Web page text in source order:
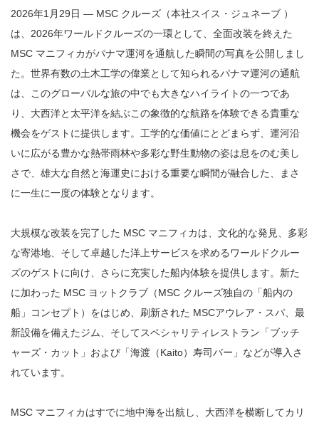
2026年1月29日 — MSC クルーズ（本社スイス・ジュネーブ ）
は、2026年ワールドクルーズの一環として、全面改装を終えた
MSC マニフィカがパナマ運河を通航した瞬間の写真を公開しまし
た。世界有数の土木工学の偉業として知られるパナマ運河の通航
は、このグローバルな旅の中でも大きなハイライトの一つであ
り、大西洋と太平洋を結ぶこの象徴的な航路を体験できる貴重な
機会をゲストに提供します。工学的な価値にとどまらず、運河沿
いに広がる豊かな熱帯雨林や多彩な野生動物の姿は息をのむ美し
さで、雄大な自然と海運史における重要な瞬間が融合した、まさ
に一生に一度の体験となります。
大規模な改装を完了した MSC マニフィカは、文化的な発見、多彩
な寄港地、そして卓越した洋上サービスを求めるワールドクルー
ズのゲストに向け、さらに充実した船内体験を提供します。新た
に加わった MSC ヨットクラブ（MSC クルーズ独自の「船内の
船」コンセプト）をはじめ、刷新された MSCアウレア・スパ、最
新設備を備えたジム、そしてスペシャリティレストラン「ブッチ
ャーズ・カット」および「海渡（Kaito）寿司バー」などが導入さ
れています。
MSC マニフィカはすでに地中海を出航し、大西洋を横断してカリ